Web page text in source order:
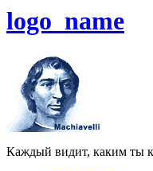
logo_name
Каждый видит, каким ты